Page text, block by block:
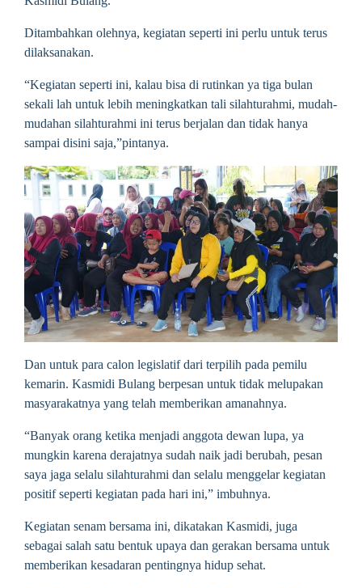
Ditambahkan olehnya, kegiatan seperti ini perlu untuk terus
dilaksanakan.
“Kegiatan seperti ini, kalau bisa di rutinkan ya tiga bulan
sekali lah untuk lebih meningkatkan tali silahturahmi, mudah-
mudahan silahturahmi ini terus berjalan dan tidak hanya
sampai disini saja,”pintanya.
Dan untuk para calon legislatif dari terpilih pada pemilu
kemarin. Kasmidi Bulang berpesan untuk tidak melupakan
masyarakatnya yang telah memberikan amanahnya.
“Banyak orang ketika menjadi anggota dewan lupa, ya
mungkin karena derajatnya sudah naik jadi berubah, pesan
saya jaga selalu silahturahmi dan selalu menggelar kegiatan
positif seperti kegiatan pada hari ini,” imbuhnya.
Kegiatan senam bersama ini, dikatakan Kasmidi, juga
sebagai salah satu bentuk upaya dan gerakan bersama untuk
memberikan kesadaran pentingnya hidup sehat.